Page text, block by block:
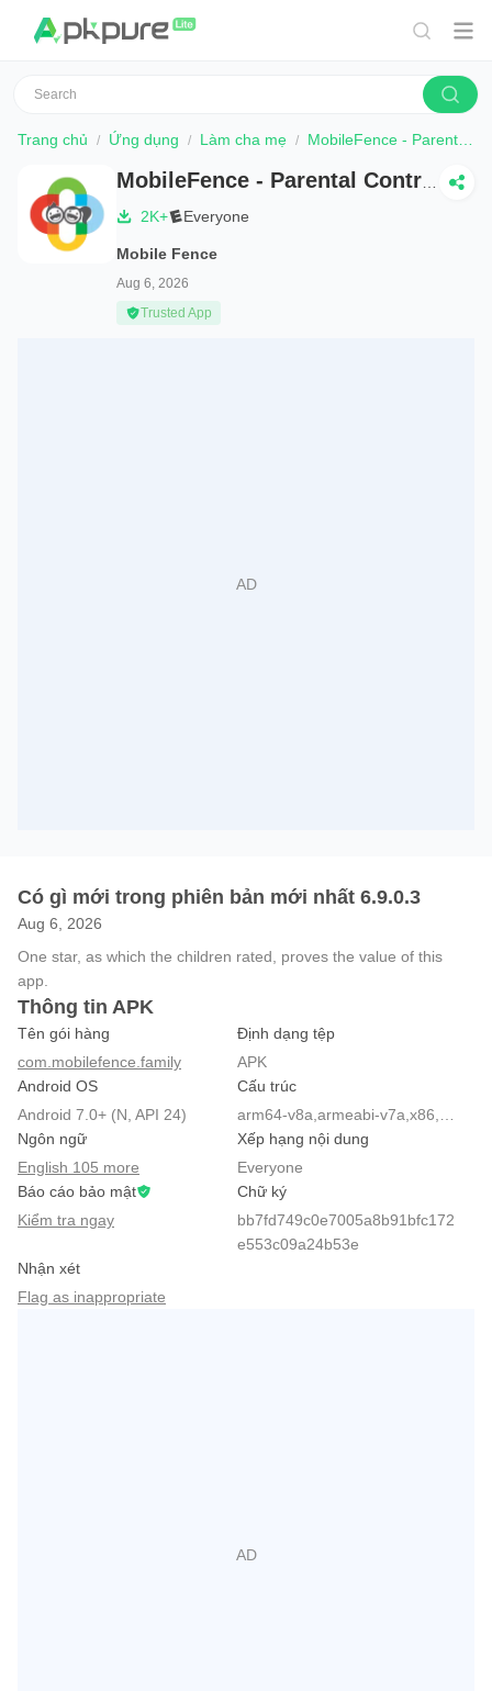
Trang chủ Ứng dụng Làm cha mẹ MobileFence - Parental Control
2K+
Everyone
Mobile Fence
Aug 6, 2026
Trusted App
Có gì mới trong phiên bản mới nhất 6.9.0.3
Aug 6, 2026
One star, as which the children rated, proves the value of this
app.
Thông tin APK
Tên gói hàng
com.mobilefence.family
Định dạng tệp
APK
Android OS
Android 7.0+ (N, API 24)
Cấu trúc
Ngôn ngữ
English 105 more
Xếp hạng nội dung
Everyone
Báo cáo bảo mật
Kiểm tra ngay
Chữ ký
bb7fd749c0e7005a8b91bfc172
e553c09a24b53e
Nhận xét
Flag as inappropriate